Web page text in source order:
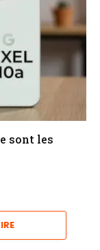
sont les